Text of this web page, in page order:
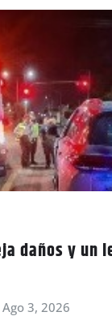
daños y un
Ago 3, 2026